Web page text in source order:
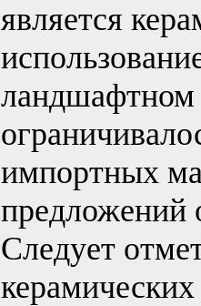
является
ландшафтном
импортных
предложений
Следует